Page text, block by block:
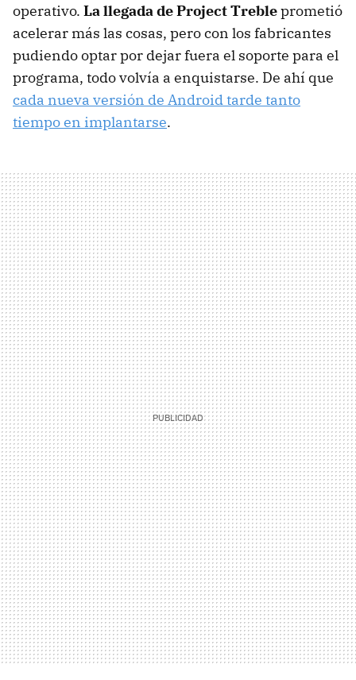
operativo. La llegada de Project Trebleprometió
acelerar más las cosas, pero con los fabricantes
pudiendo optar por dejar fuera el soporte para el
programa, todo volvía a enquistarse. De ahí que
cada nueva versión de Android tarde tanto
tiempo en implantarse.